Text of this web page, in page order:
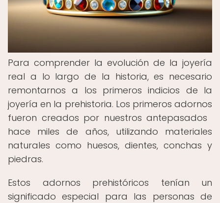
Para comprender la evolución de la joyería
real a lo largo de la historia, es necesario
remontarnos a los primeros indicios de la
joyería en la prehistoria. Los primeros adornos
fueron creados por nuestros antepasados ​​
hace miles de años, utilizando materiales
naturales como huesos, dientes, conchas y
piedras.
Estos adornos prehistóricos tenían un
significado especial para las personas de